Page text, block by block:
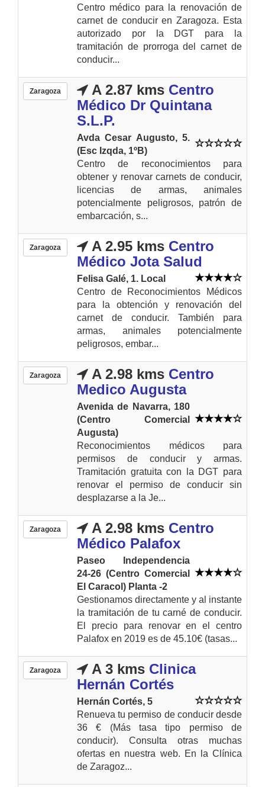
Centro médico para la renovación de
carnet de conducir en Zaragoza. Esta
autorizado por la DGT para la
tramitación de prorroga del carnet de
conducir...
Zaragoza A 2.87 kms Centro
Médico Dr Quintana
S.L.P.
Avda Cesar Augusto, 5.
(Esc Izqda, 1ºB)
Centro de reconocimientos para
obtener y renovar carnets de conducir,
licencias de armas, animales
potencialmente peligrosos, patrón de
embarcación, s...
Zaragoza A 2.95 kms Centro
Médico Jota Salud
Felisa Galé, 1. Local
Centro de Reconocimientos Médicos
para la obtención y renovación del
carnet de conducir. También para
armas, animales potencialmente
peligrosos, embar...
Zaragoza A 2.98 kms Centro
Medico Augusta
Avenida de Navarra, 180
(Centro Comercial
Augusta)
Reconocimientos médicos para
permisos de conducir y armas.
Tramitación gratuita con la DGT para
renovar el permiso de conducir sin
desplazarse a la Je...
Zaragoza A 2.98 kms Centro
Médico Palafox
Paseo Independencia
24-26 (Centro Comercial
El Caracol) Planta -2
Gestionamos directamente y al instante
la tramitación de tu carné de conducir.
El precio para renovar en el centro
Palafox en 2019 es de 45.10€ (tasas...
Zaragoza A 3 kms Clinica
Hernán Cortés
Hernán Cortés, 5
Renueva tu permiso de conducir desde
36 € (Más tasa tipo permiso de
conducir). Consulta otras muchas
ofertas en nuestra web. En la Clínica
de Zaragoz...